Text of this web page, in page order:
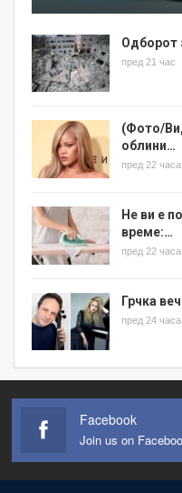
Одборот
пред 21 час
(Фото/
облини…
пред 22 часа
Не ви е
време:…
пред 22 часа
Грчка
пред 24 часа
Facebook
Join us on